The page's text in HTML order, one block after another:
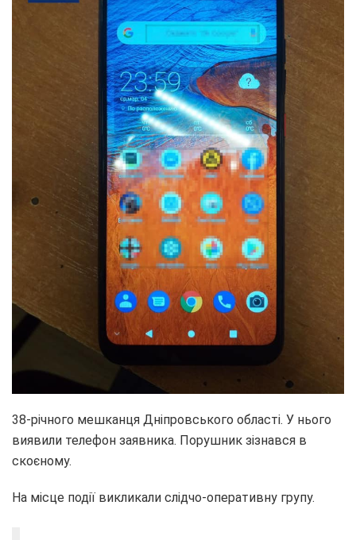
38-річного мешканця Дніпровського області. У нього
виявили телефон заявника. Порушник зізнався в
скоєному.
На місце події викликали слідчо-оперативну групу.